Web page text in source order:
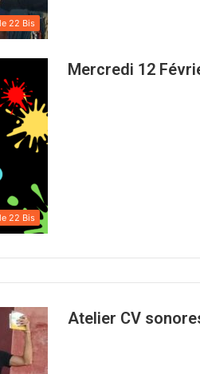
22 Bis
22 Bis
Mercredi 12
Atelier CV